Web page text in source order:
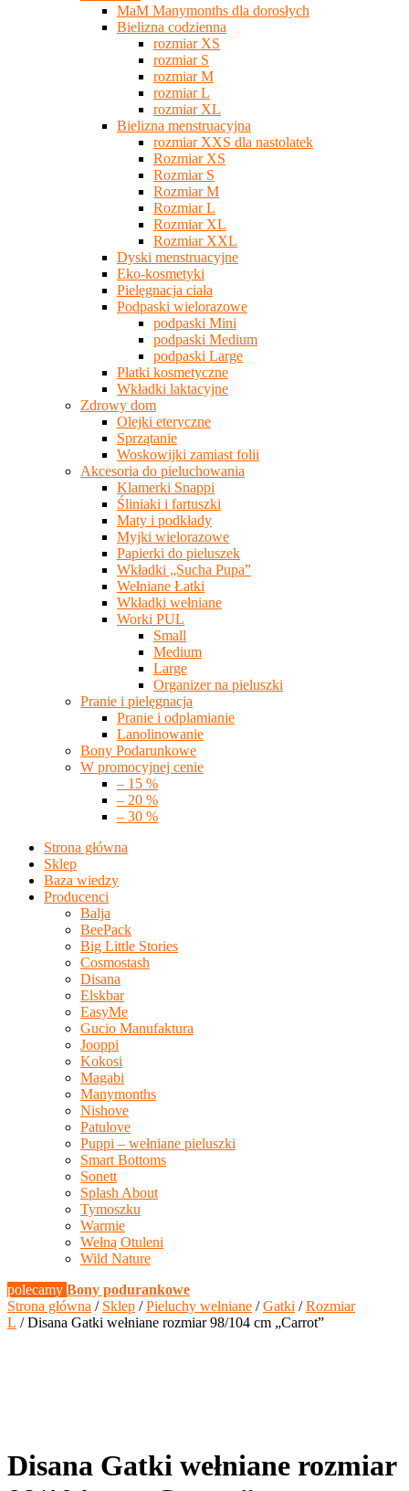
MaM Manymonths dla dorosłych
Bielizna codzienna
rozmiar XS
rozmiar S
rozmiar M
rozmiar L
rozmiar XL
Bielizna menstruacyjna
rozmiar XXS dla nastolatek
Rozmiar XS
Rozmiar S
Rozmiar M
Rozmiar L
Rozmiar XL
Rozmiar XXL
Dyski menstruacyjne
Eko-kosmetyki
Pielęgnacja ciała
Podpaski wielorazowe
podpaski Mini
podpaski Medium
podpaski Large
Płatki kosmetyczne
Wkładki laktacyjne
Zdrowy dom
Olejki eteryczne
Sprzątanie
Woskowijki zamiast folii
Akcesoria do pieluchowania
Klamerki Snappi
Śliniaki i fartuszki
Maty i podkłady
Myjki wielorazowe
Papierki do pieluszek
Wkładki „Sucha Pupa”
Wełniane Łatki
Wkładki wełniane
Worki PUL
Small
Medium
Large
Organizer na pieluszki
Pranie i pielęgnacja
Pranie i odplamianie
Lanolinowanie
Bony Podarunkowe
W promocyjnej cenie
– 15 %
– 20 %
– 30 %
Strona główna
Sklep
Baza wiedzy
Producenci
Balja
BeePack
Big Little Stories
Cosmostash
Disana
Elskbar
EasyMe
Gucio Manufaktura
Jooppi
Kokosi
Magabi
Manymonths
Nishove
Patulove
Puppi – wełniane pieluszki
Smart Bottoms
Sonett
Splash About
Tymoszku
Warmie
Wełną Otuleni
Wild Nature
polecamy Bony podurankowe
Strona główna / Sklep /Pieluchy wełniane /Gatki /Rozmiar
L / Disana Gatki wełniane rozmiar 98/104 cm „Carrot”
Disana Gatki wełniane rozmiar